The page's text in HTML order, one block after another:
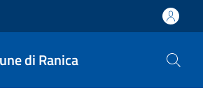
di Ranica